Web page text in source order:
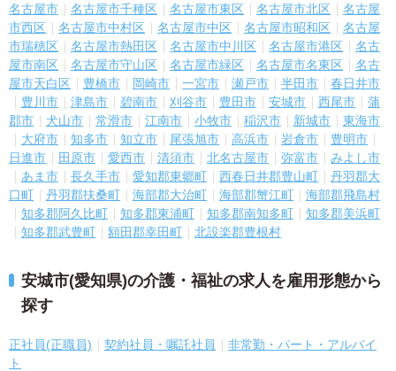
名古屋市 名古屋市千種区 名古屋市東区 名古屋市北区
名古屋
市西区
名古屋市中村区 名古屋市中区 名古屋市昭和区
名古屋
市瑞穂区
名古屋市熱田区 名古屋市中川区 名古屋市港区
名古
屋市南区
名古屋市守山区 名古屋市緑区 名古屋市名東区
名古
屋市天白区
豊橋市 岡崎市 一宮市 瀬戸市 半田市
春日井市
豊川市
津島市 碧南市 刈谷市 豊田市 安城市 西尾市
蒲
郡市
犬山市 常滑市 江南市 小牧市 稲沢市 新城市
東海市
大府市
知多市 知立市 尾張旭市 高浜市 岩倉市
豊明市
日進市
田原市 愛西市 清須市 北名古屋市 弥富市
みよし市
あま市
長久手市 愛知郡東郷町 西春日井郡豊山町
丹羽郡大
口町
丹羽郡扶桑町 海部郡大治町 海部郡蟹江町
海部郡飛島村
知多郡阿久比町
知多郡東浦町 知多郡南知多町
知多郡美浜町
知多郡武豊町
額田郡幸田町 北設楽郡豊根村
安城市(愛知県)の介護・福祉の求人を雇用形態から
探す
正社員(正職員) 契約社員・嘱託社員
非常勤・パート・アルバイ
ト